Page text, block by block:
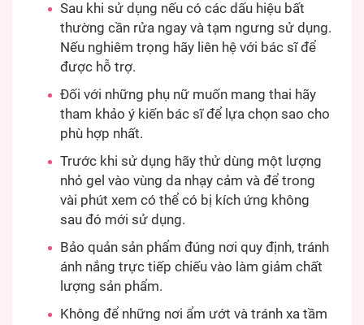
Sau khi sử dụng nếu có các dấu hiệu bất
thường cần rửa ngay và tạm ngưng sử dụng.
Nếu nghiêm trọng hãy liên hệ với bác sĩ để
được hỗ trợ.
Đối với những phụ nữ muốn mang thai hãy
tham khảo ý kiến bác sĩ để lựa chọn sao cho
phù hợp nhất.
Trước khi sử dụng hãy thử dùng một lượng
nhỏ gel vào vùng da nhạy cảm và để trong
vài phút xem có thể có bị kích ứng không
sau đó mới sử dụng.
Bảo quản sản phẩm đúng nơi quy định, tránh
ánh nắng trực tiếp chiếu vào làm giảm chất
lượng sản phẩm.
Không để những nơi ẩm ướt và tránh xa tầm